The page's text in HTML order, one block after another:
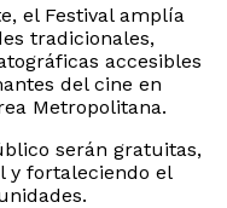
el Festival amplía
tradicionales,
accesibles
del cine en
Metropolitana.
serán gratuitas,
y fortaleciendo el